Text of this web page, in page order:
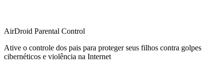
AirDroid Parental Control
Ative o controle dos pais para proteger seus filhos contra golpes
cibernéticos e violência na Internet